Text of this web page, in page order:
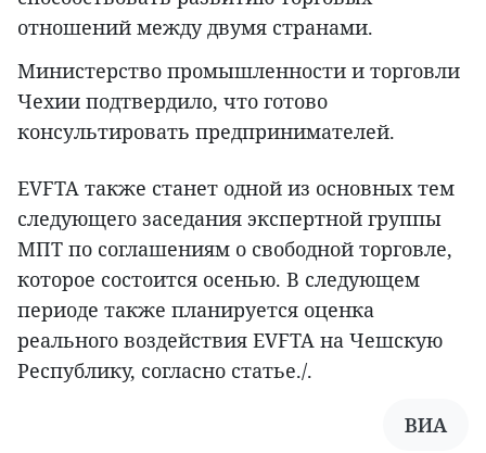
отношений между двумя странами.
Министерство промышленности и торговли
Чехии подтвердило, что готово
консультировать предпринимателей.
EVFTA также станет одной из основных тем
следующего заседания экспертной группы
МПТ по соглашениям о свободной торговле,
которое состоится осенью. В следующем
периоде также планируется оценка
реального воздействия EVFTA на Чешскую
Республику, согласно статье./.
ВИА